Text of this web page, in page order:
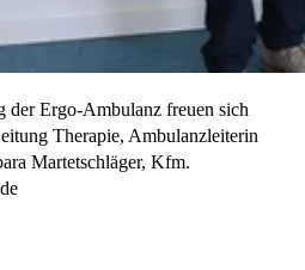
der Ergo-Ambulanz freuen sich
Therapie, Ambulanzleiterin
Martetschläger, Kfm.